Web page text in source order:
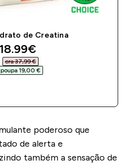
de Creatina
discounted price
18.99€‎
era 37,99 €‎
poupa 19,00 €‎
poderoso que
de alerta e
também a sensação de